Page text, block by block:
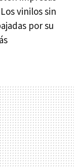
vinilos sin
por su